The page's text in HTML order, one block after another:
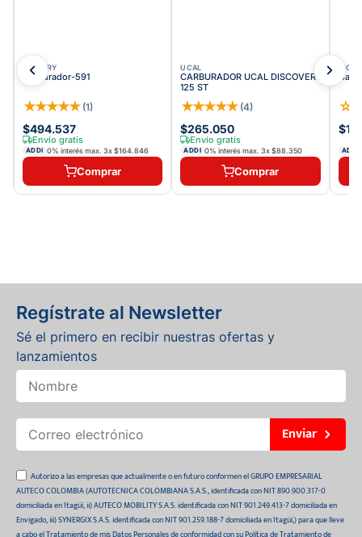
VICTORY
Carburador-591
★★★★★ (1)
$494.537
Envío gratis
ADDI 0% interés max. 3x$164.846
Comprar
UCAL
CARBURADOR UCAL DISCOVER
125 ST
★★★★★ (4)
$265.050
Envío gratis
ADDI 0% interés max.3x$88.350
Comprar
☆
ADDI
Regístrate al Newsletter
Sé el primero en recibir nuestras ofertas y
lanzamientos
Enviar
Autorizo a las empresas que actualmente o en futuro conformen el GRUPO EMPRESARIAL
AUTECO COLOMBIA (AUTOTECNICA COLOMBIANA S.A.S., identificada con NIT 890.900.317-0
domiciliada en Itagüí, ii) AUTECO MOBILITY S.A.S. identificada con NIT 901.249.413-7 domiciliada en
Envigado, iii) SYNERGIX S.A.S. identificada con NIT 901.259.188-7 domiciliada en Itagüí,) para que lleve